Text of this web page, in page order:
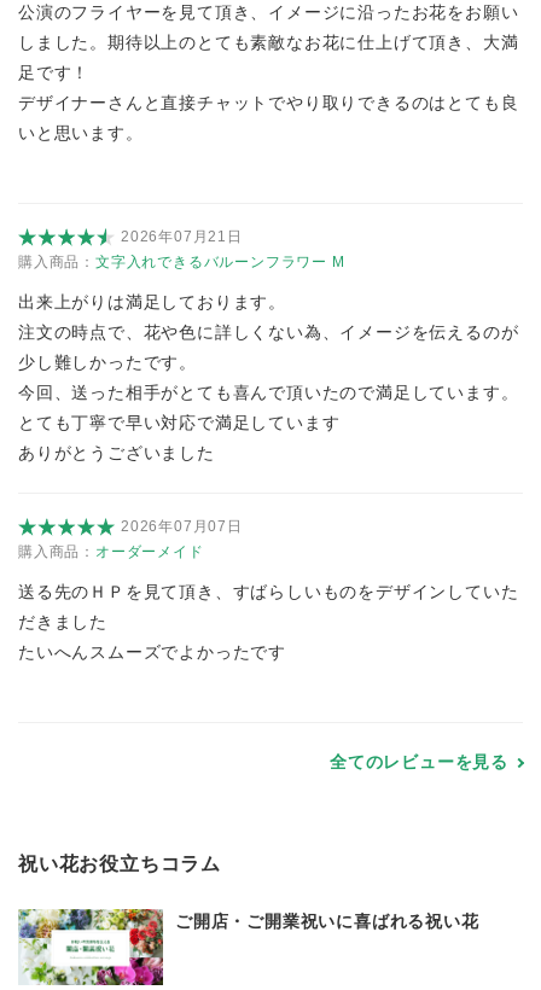
公演のフライヤーを見て頂き、イメージに沿ったお花をお願い
しました。期待以上のとても素敵なお花に仕上げて頂き、大満
足です！
デザイナーさんと直接チャットでやり取りできるのはとても良
いと思います。
2026年07月21日
購入商品： 文字入れできるバルーンフラワー M
出来上がりは満足しております。
注文の時点で、花や色に詳しくない為、イメージを伝えるのが
少し難しかったです。
今回、送った相手がとても喜んで頂いたので満足しています。
とても丁寧で早い対応で満足しています
ありがとうございました
2026年07月07日
購入商品： オーダーメイド
送る先のＨＰを見て頂き、すばらしいものをデザインしていた
だきました
たいへんスムーズでよかったです
全てのレビューを見る
祝い花お役立ちコラム
ご開店・ご開業祝いに喜ばれる祝い花